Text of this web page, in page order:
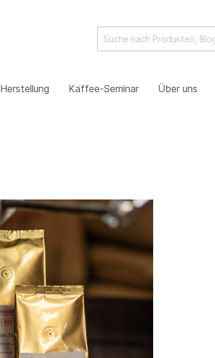
Herstellung Kaffee-Seminar Über uns